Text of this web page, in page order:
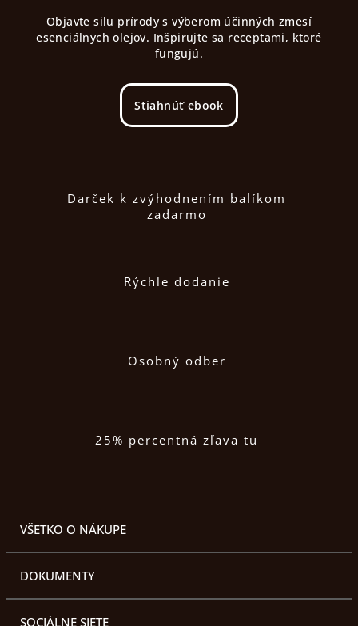
Objavte silu prírody s výberom účinných zmesí
esenciálnych olejov. Inšpirujte sa receptami, ktoré
fungujú.
Stiahnúť ebook
Darček k zvýhodnením balíkom
zadarmo
Rýchle dodanie
Osobný odber
25% percentná zľava tu
VŠETKO O NÁKUPE
DOKUMENTY
SOCIÁLNE SIETE